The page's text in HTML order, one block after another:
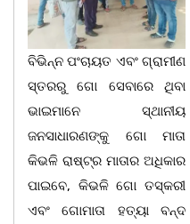
ବିଭିନ୍ନ ପଂଚାୟତ ଏବଂ ଗ୍ରାମୀଣ
ସ୍ତରରୁ ଗୋ ସେବାରେ ଥିବା
ଭାଇମାନେ ସ୍ଥାନୀୟ
ଜନସାଧାରଣଙ୍କୁ ଗୋ ମାତା
କିଭଳି ରାଷ୍ଟ୍ର ମାତାର ଅଧିକାର
ପାଇବେ, କିଭଳି ଗୋ ତସ୍କରୀ
ଏବଂ ଗୋମାତା ହତ୍ୟା ବନ୍ଦ